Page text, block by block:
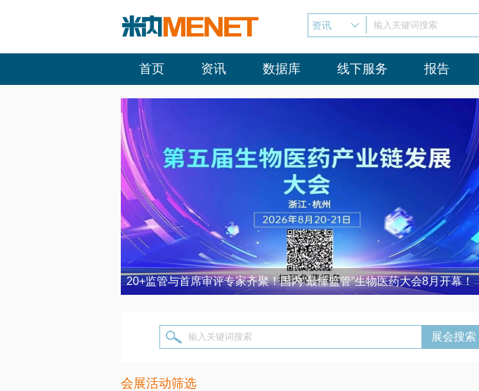
资讯 输入关键词搜索
首页 资讯 数据库 线下服务 报告
20+监管与首席审评专家齐聚！国内“最懂监管”生物医药大会8月开幕！
输入关键词搜索
会展活动筛选